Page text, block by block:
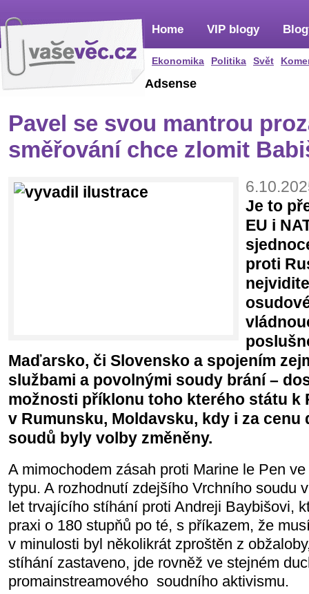
Home
Ekonomika Politika Svět
VIP blogy
Adsense
Pavel se svou mantrou
směřování chce zlomit
Je to
EU i
proti
Maďarsko, či Slovensko a spojením
službami a povolnými soudy brání –
možnosti příklonu toho kterého státu k
v Rumunsku, Moldavsku, kdy i za
soudů byly volby změněny.
A mimochodem zásah proti Marine le Pen
typu. A rozhodnutí zdejšího Vrchního soudu
let trvajícího stíhání proti Andreji Baybišovi,
praxi o 180 stupňů po té, s příkazem, že
v minulosti byl několikrát zproštěn z
stíhání zastaveno, jde rovněž ve stejném
promainstreamového soudního aktivismu.